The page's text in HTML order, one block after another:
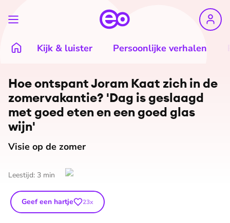
Kijk & luister Persoonlijke verhalen
©Nathalie van der Straten
Hoe ontspant Joram Kaat zich in de
zo­mer­va­kan­tie? 'Dag is geslaagd
met goed eten en een goed glas
wijn'
Visie op de zomer
Leestijd: 3 min
Geef een hartje 23x